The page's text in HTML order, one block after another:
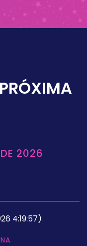
2026
4:19:57)